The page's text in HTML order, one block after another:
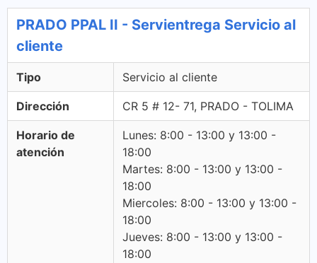
PRADO PPAL II - Servientrega Servicio al
cliente
Tipo Servicio al cliente
Dirección CR 5 # 12- 71, PRADO - TOLIMA
Horario de
atención
Lunes: 8:00 - 13:00 y 13:00 -
18:00
Martes: 8:00 - 13:00 y 13:00 -
18:00
Miercoles: 8:00 - 13:00 y 13:00 -
18:00
Jueves: 8:00 - 13:00 y 13:00 -
18:00